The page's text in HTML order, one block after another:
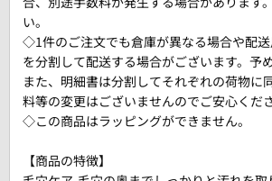
い。
◇1件のご注文でも倉庫が異なる場合や配
を分割して配送する場合がございます。予
また、明細書は分割してそれぞれの荷物に
料等の変更はございませんのでご安心くださ
◇この商品はラッピングができません。
【商品の特徴】